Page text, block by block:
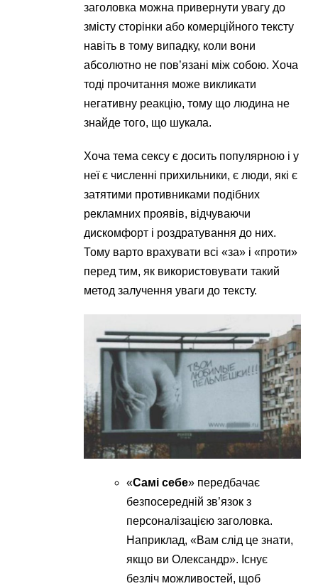
заголовка можна привернути увагу до
змісту сторінки або комерційного тексту
навіть в тому випадку, коли вони
абсолютно не пов’язані між собою. Хоча
тоді прочитання може викликати
негативну реакцію, тому що людина не
знайде того, що шукала.
Хоча тема сексу є досить популярною і у
неї є численні прихильники, є люди, які є
затятими противниками подібних
рекламних проявів, відчуваючи
дискомфорт і роздратування до них.
Тому варто врахувати всі «за» і «проти»
перед тим, як використовувати такий
метод залучення уваги до тексту.
«Самі себе» передбачає
безпосередній зв’язок з
персоналізацією заголовка.
Наприклад, «Вам слід це знати,
якщо ви Олександр». Існує
безліч можливостей, щоб